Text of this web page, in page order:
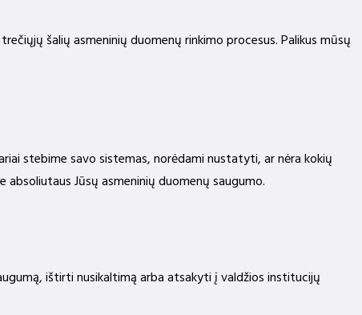
šalių asmeninių duomenų rinkimo procesus. Palikus mūsų
stebime savo sistemas, norėdami nustatyti, ar nėra kokių
Jūsų asmeninių duomenų saugumo.
ištirti nusikaltimą arba atsakyti į valdžios institucijų